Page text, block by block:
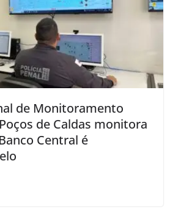
de Monitoramento
de Caldas monitora
Central é